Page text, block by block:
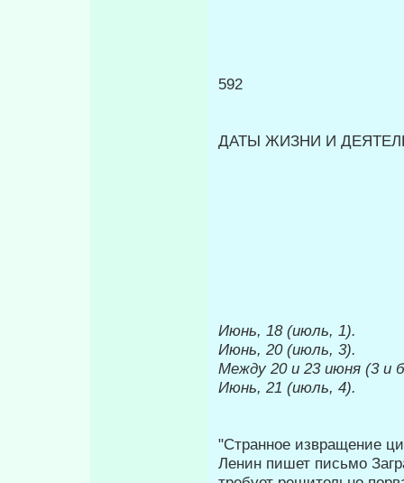
592
ДАТЫ ЖИЗНИ И
Июнь, 18 (июль, 1).
Июнь, 20 (июль, 3).
Между 20 и 23 июня (3 и
Июнь, 21 (июль, 4).
"Странное извращение
Ленин пишет письмо